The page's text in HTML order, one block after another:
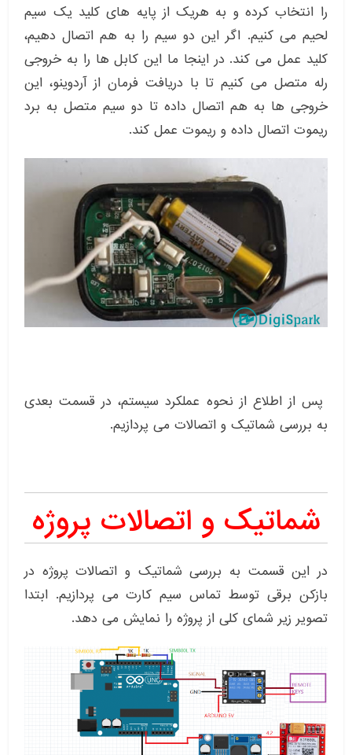
را انتخاب کرده و به هریک از پایه های کلید یک سیم
لحیم می کنیم. اگر این دو سیم را به هم اتصال دهیم،
کلید عمل می کند. در اینجا ما این کابل ها را به خروجی
رله متصل می کنیم تا با دریافت فرمان از آردوینو، این
خروجی ها به هم اتصال داده تا دو سیم متصل به برد
ریموت اتصال داده و ریموت عمل کند.
پس از اطلاع از نحوه عملکرد سیستم، در قسمت بعدی
به بررسی شماتیک و اتصالات می پردازیم.
شماتیک و اتصالات پروژه
در این قسمت به بررسی شماتیک و اتصالات پروژه در
بازکن برقی توسط تماس سیم کارت می پردازیم. ابتدا
تصویر زیر شمای کلی از پروژه را نمایش می دهد.